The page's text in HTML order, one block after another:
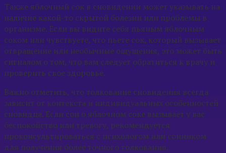
Также яблочный сок в сновидении может указывать на
наличие какой-то скрытой болезни или проблемы в
организме. Если вы видите себя пьяным яблочным
соком или чувствуете, что пьете сок, который вызывает
отвращение или необычные ощущения, это может быть
сигналом о том, что вам следует обратиться к врачу и
проверить свое здоровье.
Важно отметить, что толкование сновидения всегда
зависит от контекста и индивидуальных особенностей
сновидца. Если сон о яблочном соке вызывает у вас
беспокойство или тревогу, рекомендуется
проконсультироваться с психологом или сонником
для получения более точного толкования.